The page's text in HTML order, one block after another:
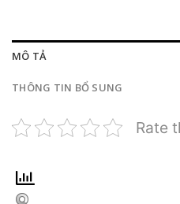
MÔ TẢ
THÔNG TIN BỔ SUNG
Rate